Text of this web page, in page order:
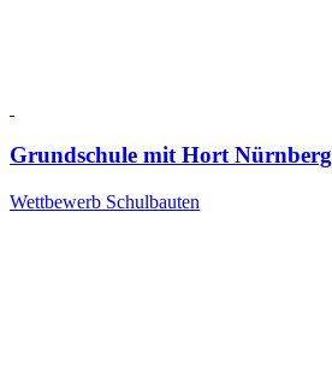
Grundschule mit Hort Nürnberg
Wettbewerb Schulbauten